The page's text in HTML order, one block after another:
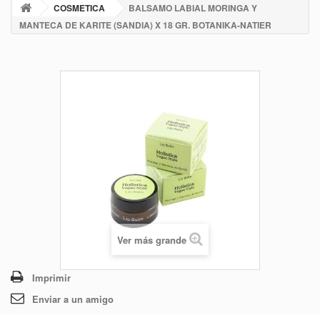
COSMETICA
BALSAMO LABIAL MORINGA Y
MANTECA DE KARITE (SANDIA) X 18 GR. BOTANIKA-NATIER
Ver más grande
Imprimir
Enviar a un amigo